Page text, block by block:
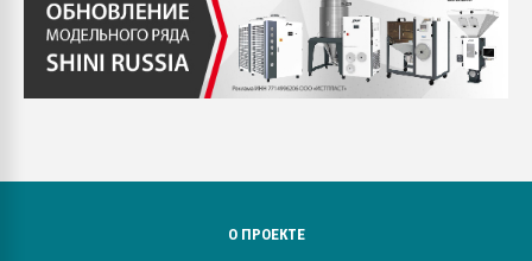
О ПРОЕКТЕ